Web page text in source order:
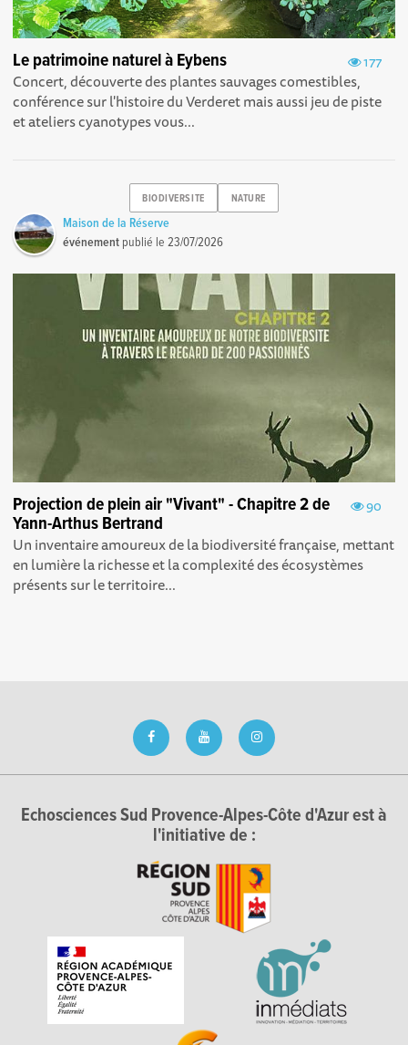
177
Le patrimoine naturel à Eybens
Concert, découverte des plantes sauvages comestibles,
conférence sur l'histoire du Verderet mais aussi jeu de piste
et ateliers cyanotypes vous...
BIODIVERSITE NATURE
Maison de la Réserve
événement publié le23/07/2026
90
Projection de plein air "Vivant" - Chapitre 2 de
Yann-Arthus Bertrand
Un inventaire amoureux de la biodiversité française, mettant
en lumière la richesse et la complexité des écosystèmes
présents sur le territoire...
Echosciences Sud Provence-Alpes-Côte d'Azur est à
l'initiative de :